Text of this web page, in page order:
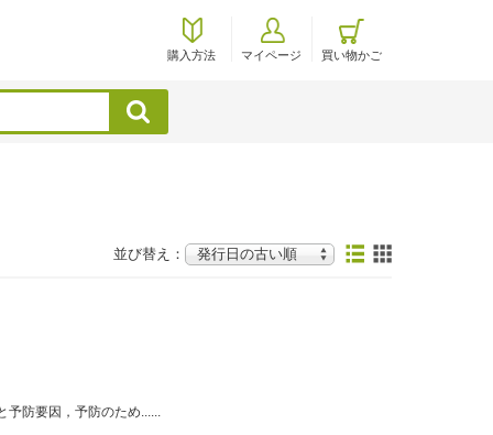
購入方法 マイページ 買い物かご
検索
並び替え：
予防要因，予防のため......